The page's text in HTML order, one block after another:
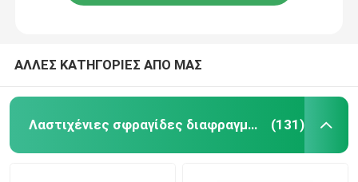
ΑΛΛΕΣ ΚΑΤΗΓΟΡΙΕΣ ΑΠΟ ΜΑΣ
Λαστιχένιες σφραγίδες διαφραγμάτων (131)